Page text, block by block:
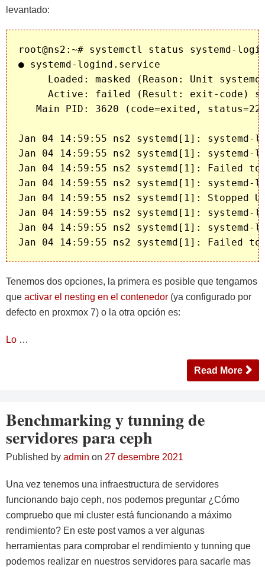
levantado:
root@ns2:~# systemctl status systemd-
● systemd-logind.service
Loaded: masked (Reason: Unit
Active: failed (Result: exit-code)
Main PID: 3620 (code=exited,
Jan 04 14:59:55 ns2 systemd[1]: systemd-
Jan 04 14:59:55 ns2 systemd[1]:
Jan 04 14:59:55 ns2 systemd[1]: Failed to
Jan 04 14:59:55 ns2 systemd[1]:
Jan 04 14:59:55 ns2 systemd[1]: Stopped
Jan 04 14:59:55 ns2 systemd[1]:
Jan 04 14:59:55 ns2 systemd[1]:
Tenemos dos opciones, la primera es posible que tengamos
que activar el nesting en el contenedor (ya configurado por
defecto en proxmox 7) o la otra opción es:
Lo …
Read More
Benchmarking y tunning de
servidores para ceph
Published by admin on 27 desembre 2021
Una vez tenemos una infraestructura de servidores
funcionando bajo ceph, nos podemos preguntar ¿Cómo
compruebo que mi cluster está funcionando a máximo
rendimiento? En este post vamos a ver algunas
herramientas para comprobar el rendimiento y tunning que
podemos realizar en nuestros servidores para sacarle mas